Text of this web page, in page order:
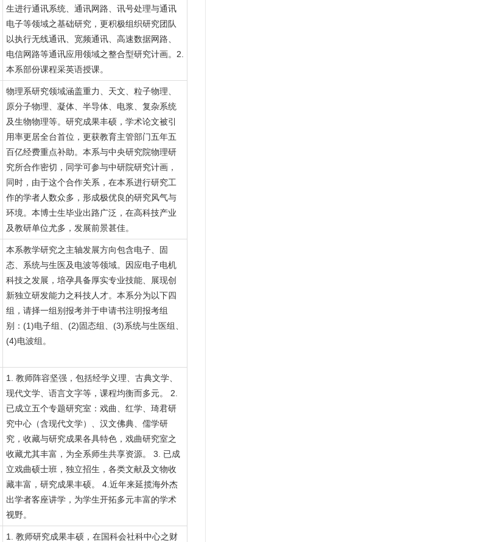
生进行通讯系统、通讯网路、讯号处理与通讯
电子等领域之基础研究，更积极组织研究团队
以执行无线通讯、宽频通讯、高速数据网路、
电信网路等通讯应用领域之整合型研究计画。2.
本系部份课程采英语授课。
物理系研究领域涵盖重力、天文、粒子物理、
原分子物理、凝体、半导体、电浆、复杂系统
及生物物理等。研究成果丰硕，学术论文被引
用率更居全台首位，更获教育主管部门五年五
百亿经费重点补助。本系与中央研究院物理研
究所合作密切，同学可参与中研院研究计画，
同时，由于这个合作关系，在本系进行研究工
作的学者人数众多，形成极优良的研究风气与
环境。本博士生毕业出路广泛，在高科技产业
及教研单位尤多，发展前景甚佳。
本系教学研究之主轴发展方向包含电子、固
态、系统与生医及电波等领域。因应电子电机
科技之发展，培孕具备厚实专业技能、展现创
新独立研发能力之科技人才。本系分为以下四
组，请择一组别报考并于申请书注明报考组
别：(1)电子组、(2)固态组、(3)系统与生医组、
(4)电波组。
1. 教师阵容坚强，包括经学义理、古典文学、
现代文学、语言文字等，课程均衡而多元。 2.
已成立五个专题研究室：戏曲、红学、琦君研
究中心（含现代文学）、汉文佛典、儒学研
究，收藏与研究成果各具特色，戏曲研究室之
收藏尤其丰富，为全系师生共享资源。 3. 已成
立戏曲硕士班，独立招生，各类文献及文物收
藏丰富，研究成果丰硕。 4.近年来延揽海外杰
出学者客座讲学，为学生开拓多元丰富的学术
视野。
1. 教师研究成果丰硕，在国科会社科中心之财